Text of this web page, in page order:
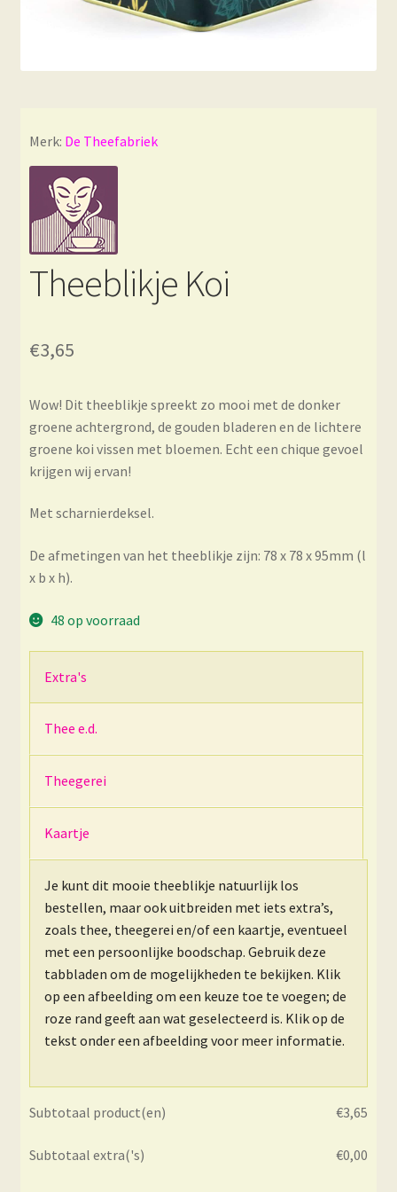
Merk: De Theefabriek
Theeblikje Koi
€3,65
Wow! Dit theeblikje spreekt zo mooi met de donker
groene achtergrond, de gouden bladeren en de lichtere
groene koi vissen met bloemen. Echt een chique gevoel
krijgen wij ervan!
Met scharnierdeksel.
De afmetingen van het theeblikje zijn: 78 x 78 x 95mm (l
x b x h).
48 op voorraad
Extra's
Thee e.d.
Theegerei
Kaartje
Je kunt dit mooie theeblikje natuurlijk los
bestellen, maar ook uitbreiden met iets extra’s,
zoals thee, theegerei en/of een kaartje, eventueel
met een persoonlijke boodschap. Gebruik deze
tabbladen om de mogelijkheden te bekijken. Klik
op een afbeelding om een keuze toe te voegen; de
roze rand geeft aan wat geselecteerd is. Klik op de
tekst onder een afbeelding voor meer informatie.
Subtotaal product(en) €3,65
Subtotaal extra('s) €0,00